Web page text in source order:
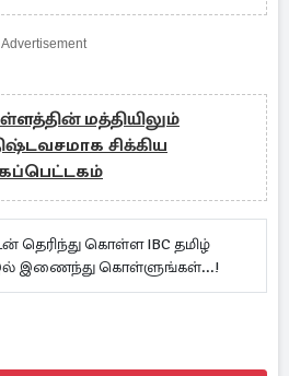
Advertisement
மத்தியிலும்
சிக்கிய
தெரிந்து கொள்ள IBC தமிழ்
இணைந்து கொள்ளுங்கள்...!